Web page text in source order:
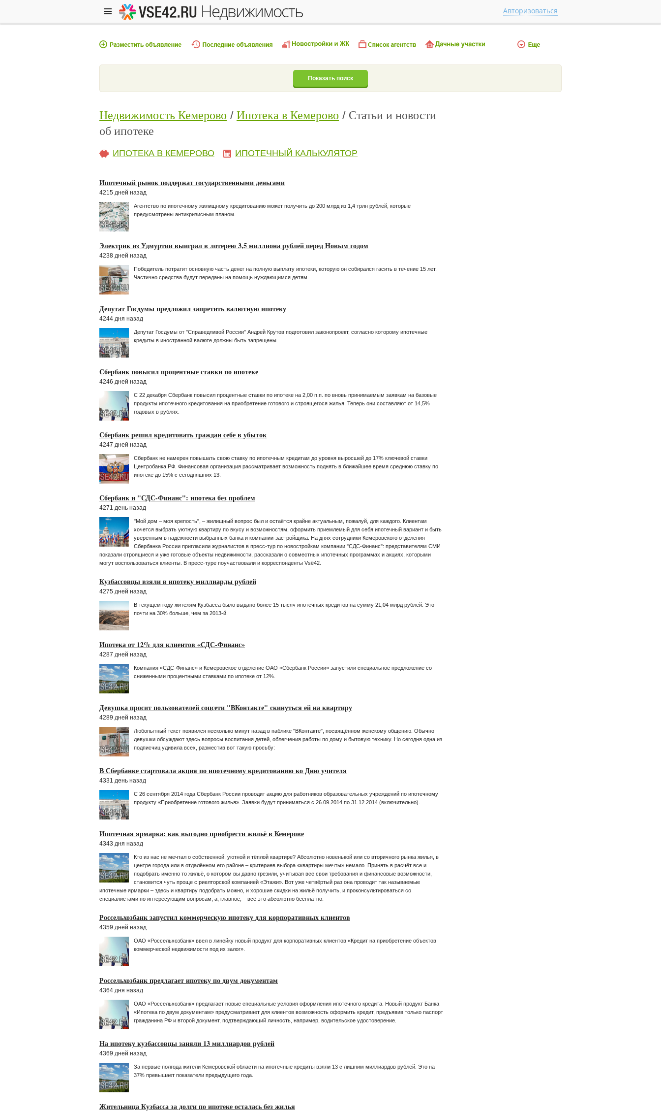
недвижимость Авторизоваться
Показать поиск
Недвижимость Кемерово Ипотека в Кемерово
Статьи и новости
об ипотеке
ИПОТЕКА В КЕМЕРОВО ИПОТЕЧНЫЙ КАЛЬКУЛЯТОР
Ипотечный рынок поддержат государственными деньгами
4215 дней назад
Агентство по ипотечному жилищному кредитованию может получить до 200 млрд из 1,4 трлн рублей, которые
предусмотрены антикризисным планом.
Электрик из Удмуртии выиграл в лотерею 3,5 миллиона рублей перед Новым годом
4238 дней назад
Победитель потратит основную часть денег на полную выплату ипотеки, которую он собирался гасить в течение 15 лет.
Частично средства будут переданы на помощь нуждающимся детям.
Депутат Госдумы предложил запретить валютную ипотеку
4244 дня назад
Депутат Госдумы от "Справедливой России" Андрей Крутов подготовил законопроект, согласно которому ипотечные
кредиты в иностранной валюте должны быть запрещены.
Сбербанк повысил процентные ставки по ипотеке
4246 дней назад
С 22 декабря Сбербанк повысил процентные ставки по ипотеке на 2,00 п.п. по вновь принимаемым заявкам на базовые
продукты ипотечного кредитования на приобретение готового и строящегося жилья. Теперь они составляют от 14,5%
годовых в рублях.
Сбербанк решил кредитовать граждан себе в убыток
4247 дней назад
Сбербанк не намерен повышать свою ставку по ипотечным кредитам до уровня выросшей до 17% ключевой ставки
Центробанка РФ. Финансовая организация рассматривает возможность поднять в ближайшее время среднюю ставку по
ипотеке до 15% с сегодняшних 13.
Сбербанк и "СДС-Финанс": ипотека без проблем
4271 день назад
"Мой дом – моя крепость", – жилищный вопрос был и остаётся крайне актуальным, пожалуй, для каждого. Клиентам
хочется выбрать уютную квартиру по вкусу и возможностям, оформить приемлемый для себя ипотечный вариант и быть
уверенным в надёжности выбранных банка и компании-застройщика. На днях сотрудники Кемеровского отделения
Сбербанка России пригласили журналистов в пресс-тур по новостройкам компании "СДС-Финанс": представителям СМИ
показали строящиеся и уже готовые объекты недвижимости, рассказали о совместных ипотечных программах и акциях, которыми
могут воспользоваться клиенты. В пресс-туре поучаствовали и корреспонденты Vsё42.
Кузбассовцы взяли в ипотеку миллиарды рублей
4275 дней назад
В текущем году жителям Кузбасса было выдано более 15 тысяч ипотечных кредитов на сумму 21,04 млрд рублей. Это
почти на 30% больше, чем за 2013-й.
Ипотека от 12% для клиентов «СДС-Финанс»
4287 дней назад
Компания «СДС-Финанс» и Кемеровское отделение ОАО «Сбербанк России» запустили специальное предложение со
сниженными процентными ставками по ипотеке от 12%.
Девушка просит пользователей соцсети "ВКонтакте" скинуться ей на квартиру
4289 дней назад
Любопытный текст появился несколько минут назад в паблике "ВКонтакте", посвящённом женскому общению. Обычно
девушки обсуждают здесь вопросы воспитания детей, облегчения работы по дому и бытовую технику. Но сегодня одна из
подписчиц удивила всех, разместив вот такую просьбу:
В Сбербанке стартовала акция по ипотечному кредитованию ко Дню учителя
4331 день назад
С 26 сентября 2014 года Сбербанк России проводит акцию для работников образовательных учреждений по ипотечному
продукту «Приобретение готового жилья». Заявки будут приниматься с 26.09.2014 по 31.12.2014 (включительно).
Ипотечная ярмарка: как выгодно приобрести жильё в Кемерове
4343 дня назад
Кто из нас не мечтал о собственной, уютной и тёплой квартире? Абсолютно новенькой или со вторичного рынка жилья, в
центре города или в отдалённом его районе – критериев выбора «квартиры мечты» немало. Принять в расчёт все и
подобрать именно то жильё, о котором вы давно грезили, учитывая все свои требования и финансовые возможности,
становится чуть проще с риелторской компанией «Этажи». Вот уже четвёртый раз она проводит так называемые
ипотечные ярмарки – здесь и квартиру подобрать можно, и хорошие скидки на жильё получить, и проконсультироваться со
специалистами по интересующим вопросам, а, главное, – всё это абсолютно бесплатно.
Россельхозбанк запустил коммерческую ипотеку для корпоративных клиентов
4359 дней назад
ОАО «Россельхозбанк» ввел в линейку новый продукт для корпоративных клиентов «Кредит на приобретение объектов
коммерческой недвижимости под их залог».
Россельхозбанк предлагает ипотеку по двум документам
4364 дня назад
ОАО «Россельхозбанк» предлагает новые специальные условия оформления ипотечного кредита. Новый продукт Банка
«Ипотека по двум документам» предусматривает для клиентов возможность оформить кредит, предъявив только паспорт
гражданина РФ и второй документ, подтверждающий личность, например, водительское удостоверение.
На ипотеку кузбассовцы заняли 13 миллиардов рублей
4369 дней назад
За первые полгода жители Кемеровской области на ипотечные кредиты взяли 13 с лишним миллиардов рублей. Это на
37% превышает показатели предыдущего года.
Жительница Кузбасса за долги по ипотеке осталась без жилья